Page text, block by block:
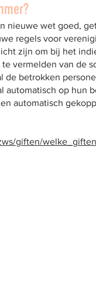
nieuwe wet goed,
regels voor
zijn om bij het
vermelden van de
de betrokken
automatisch op hun
automatisch
giften/welke_giften